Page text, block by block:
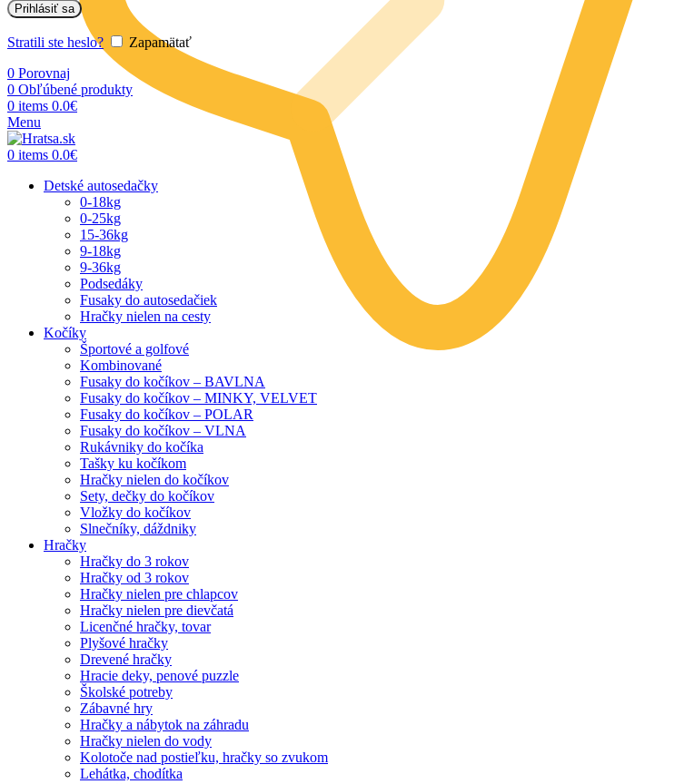
Prihlásiť sa
Stratili ste heslo?
Zapamätať
0 Porovnaj
0 Obľúbené produkty
0 items 0.0€
Menu
0 items 0.0€
Detské autosedačky
0-18kg
0-25kg
15-36kg
9-18kg
9-36kg
Podsedáky
Fusaky do autosedačiek
Hračky nielen na cesty
Kočíky
Športové a golfové
Kombinované
Fusaky do kočíkov – BAVLNA
Fusaky do kočíkov – MINKY, VELVET
Fusaky do kočíkov – POLAR
Fusaky do kočíkov – VLNA
Rukávniky do kočíka
Tašky ku kočíkom
Hračky nielen do kočíkov
Sety, dečky do kočíkov
Vložky do kočíkov
Slnečníky, dáždniky
Hračky
Hračky do 3 rokov
Hračky od 3 rokov
Hračky nielen pre chlapcov
Hračky nielen pre dievčatá
Licenčné hračky, tovar
Plyšové hračky
Drevené hračky
Hracie deky, penové puzzle
Školské potreby
Zábavné hry
Hračky a nábytok na záhradu
Hračky nielen do vody
Kolotoče nad postieľku, hračky so zvukom
Lehátka, chodítka